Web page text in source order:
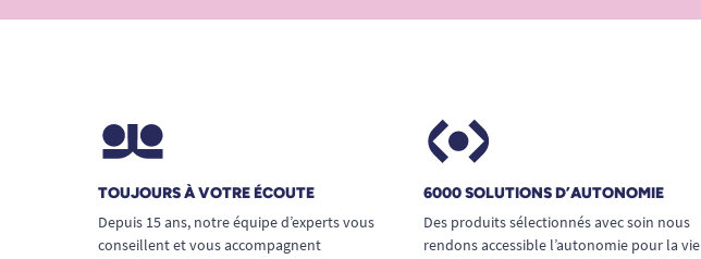
TOUJOURS À VOTRE ÉCOUTE
Depuis 15 ans, notre équipe d’experts vous
conseillent et vous accompagnent
6000 SOLUTIONS D’AUTONOMIE
Des produits sélectionnés avec soin nous
rendons accessible l’autonomie pour la vie